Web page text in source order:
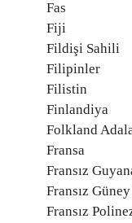
Fas
Fiji
Fildişi Sahili
Filipinler
Filistin
Finlandiya
Folkland
Fransa
Fransız
Fransız
Fransız